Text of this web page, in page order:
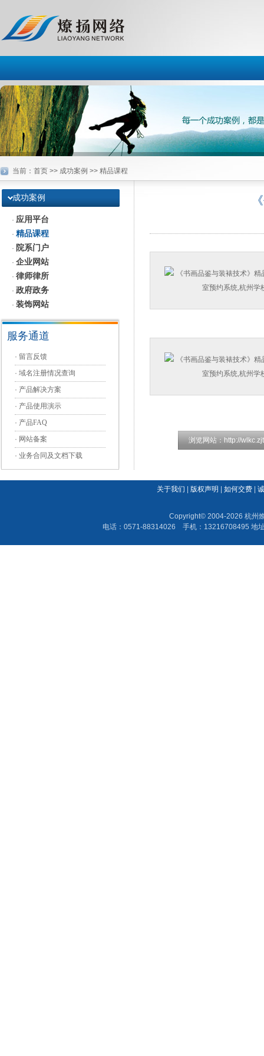
当前： 首页 >> 成功案例 >> 精品课程
成功案例
· 应用平台
· 精品课程
· 院系门户
· 企业网站
· 律师律所
· 政府政务
· 装饰网站
服务通道
· 留言反馈
· 域名注册情况查询
· 产品解决方案
· 产品使用演示
· 产品FAQ
· 网站备案
· 业务合同及文档下载
浏览网站： http://
关于我们 |版权声明 |如何交费 |
Copyright© 2004-2026 杭州
电话：0571-88314026 手机：13216708495 地